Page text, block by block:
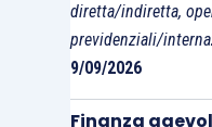
diretta/indiretta,
previdenziali/
9/09/2026
Finanza